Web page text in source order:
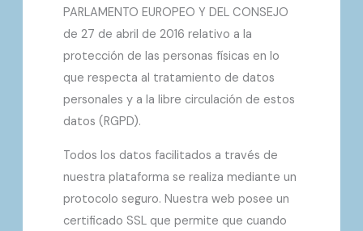
PARLAMENTO EUROPEO Y DEL CONSEJO
de 27 de abril de 2016 relativo a la
protección de las personas físicas en lo
que respecta al tratamiento de datos
personales y a la libre circulación de estos
datos (RGPD).
Todos los datos facilitados a través de
nuestra plataforma se realiza mediante un
protocolo seguro. Nuestra web posee un
certificado SSL que permite que cuando